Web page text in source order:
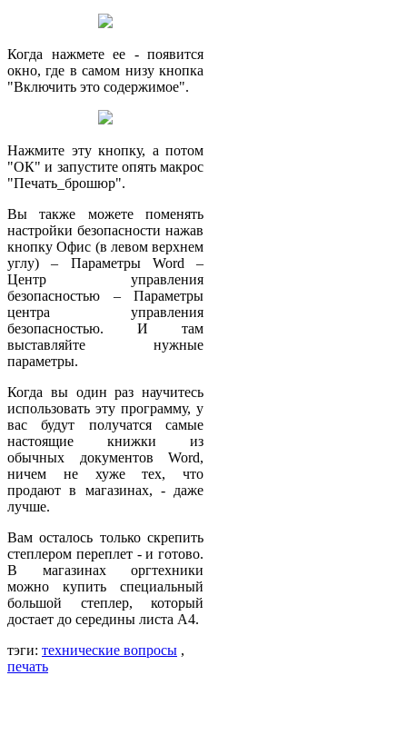
Когда нажмете ее - появится
окно, где в самом низу кнопка
"Включить это содержимое".
Нажмите эту кнопку, а потом
"ОК" и запустите опять макрос
"Печать_брошюр".
Вы также можете поменять
настройки безопасности нажав
кнопку Офис (в левом верхнем
углу) – Параметры Word –
Центр управления
безопасностью – Параметры
центра управления
безопасностью. И там
выставляйте нужные
параметры.
Когда вы один раз научитесь
использовать эту программу, у
вас будут получатся самые
настоящие книжки из
обычных документов Word,
ничем не хуже тех, что
продают в магазинах, - даже
лучше.
Вам осталось только скрепить
степлером переплет - и готово.
В магазинах оргтехники
можно купить специальный
большой степлер, который
достает до середины листа А4.
тэги: технические вопросы ,
печать